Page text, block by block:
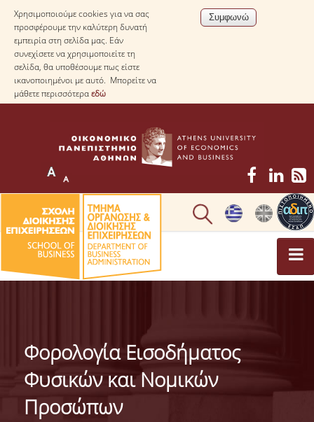
Χρησιμοποιούμε cookies για να σας
προσφέρουμε την καλύτερη δυνατή
εμπειρία στη σελίδα μας. Εάν
συνεχίσετε να χρησιμοποιείτε τη
σελίδα, θα υποθέσουμε πως είστε
ικανοποιημένοι με αυτό. Μπορείτε να
μάθετε περισσότεραεδώ
ΤΟ ΤΜΗΜΑ
ΧΑΙΡΕΤΙΣΜΟΣ ΠΡΟΕΔΡΟΥ
ΔΙΟΙΚΗΣΗ ΤΟΥ ΤΜΗΜΑΤΟΣ
Φορολογία Εισοδήματος
Φυσικών και Νομικών
Προσώπων